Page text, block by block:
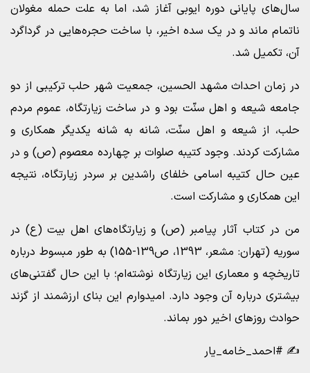
سال‌های پایانی دوره ایوبی آغاز شد، اما به علت حمله مغولان
ناتمام ماند و در یک سده اخیر، با ساخت حجره‌هایی در گرداگرد
آن، تکمیل شد.
در زمان احداث مشهد الحسین، جمعیت شهر حلب ترکیبی از دو
جامعه شیعه و اهل سنّت بود و در ساخت زیارتگاه، عموم مردم
حلب، از شیعه و اهل سنّت، شانه به شانه یکدیگر همکاری و
مشارکت کردند. وجود کتیبه صلوات بر چهارده معصوم (ص) و در
عین حال کتیبه اسامی خلفای راشدین بر سردر زیارتگاه، نتیجه
این همکاری و مشارکت است.
من در کتاب آثار پیامبر (ص) و زیارتگاه‌های اهل بیت (ع) در
سوریه (تهران: مشعر، 1393، ص139-155) به طور مبسوط درباره
تاریخچه و معماری این زیارتگاه نوشته‌ام؛ با این حال گفتنی‌های
بیشتری درباره آن وجود دارد. امیدوارم این بنای ارزشمند از گزند
حوادث روزهای اخیر دور بماند.
✍️ #احمد_خامه_یار